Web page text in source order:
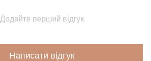
Додайте перший відгук
Написати відгук